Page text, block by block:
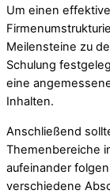
Um einen
Meilensteine zu
Schulung
eine
Inhalten.
Anschließend
Themenbereiche
aufeinander
verschiedene